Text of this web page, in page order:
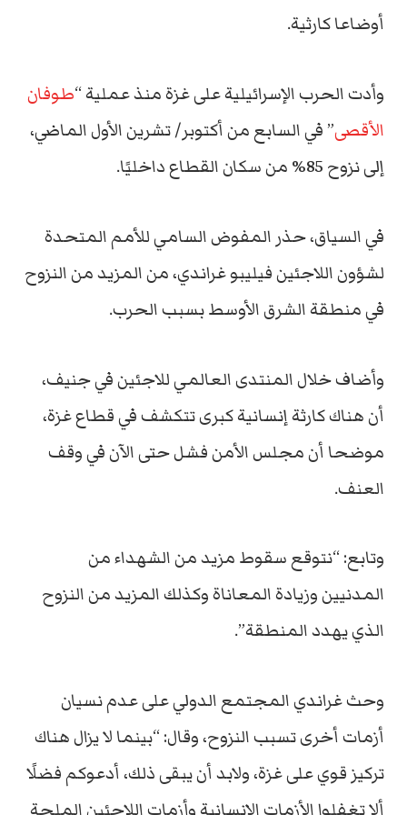
أوضاعا كارثية.
وأدت الحرب الإسرائيلية على غزة منذ عملية “طوفان
الأقصى” في السابع من أكتوبر/ تشرين الأول الماضي،
إلى نزوح 85% من سكان القطاع داخليًا.
في السياق، حذر المفوض السامي للأمم المتحدة
لشؤون اللاجئين فيليبو غراندي، من المزيد من النزوح
في منطقة الشرق الأوسط بسبب الحرب.
وأضاف خلال المنتدى العالمي للاجئين في جنيف،
أن هناك كارثة إنسانية كبرى تتكشف في قطاع غزة،
موضحا أن مجلس الأمن فشل حتى الآن في وقف
العنف.
وتابع: “نتوقع سقوط مزيد من الشهداء من
المدنيين وزيادة المعاناة وكذلك المزيد من النزوح
الذي يهدد المنطقة”.
وحث غراندي المجتمع الدولي على عدم نسيان
أزمات أخرى تسبب النزوح، وقال: “بينما لا يزال هناك
تركيز قوي على غزة، ولابد أن يبقى ذلك، أدعوكم فضلًا